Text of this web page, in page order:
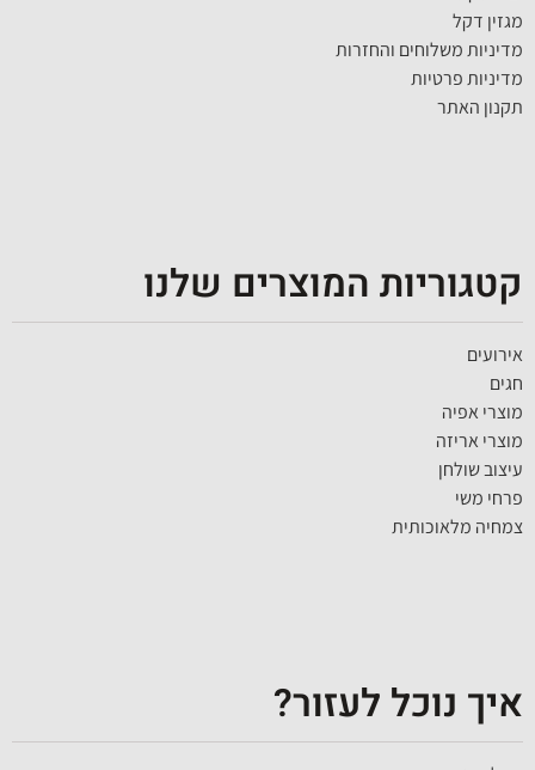
מגזין דקל
מדיניות משלוחים והחזרות
מדיניות פרטיות
תקנון האתר
קטגוריות המוצרים שלנו
אירועים
חגים
מוצרי אפיה
מוצרי אריזה
עיצוב שולחן
פרחי משי
צמחיה מלאוכותית
איך נוכל לעזור?